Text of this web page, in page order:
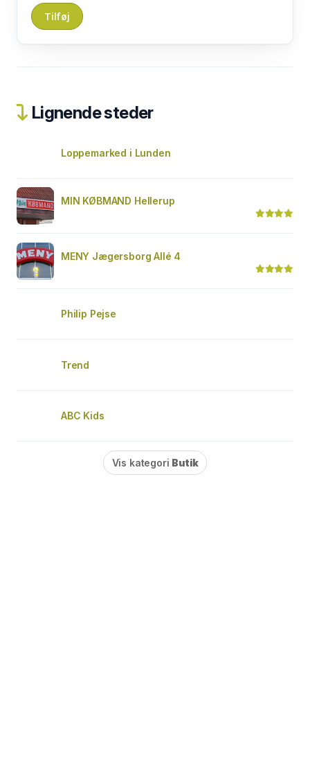
Lignende steder
Loppemarked i Lunden
MIN KØBMAND Hellerup
MENY Jægersborg Allé 4
Philip Pejse
Trend
ABC Kids
Vis kategori Butik